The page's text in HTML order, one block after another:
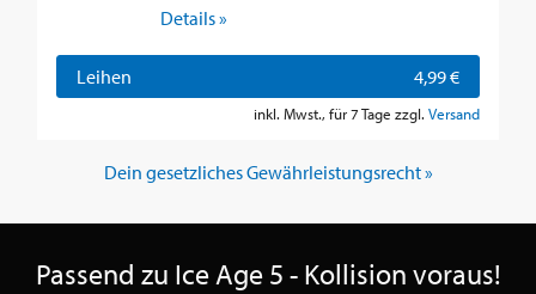
Details »
Leihen 4,99 €
inkl. Mwst., für 7 Tage zzgl. Versand
Dein gesetzliches Gewährleistungsrecht »
Passend zu Ice Age 5 - Kollision voraus!